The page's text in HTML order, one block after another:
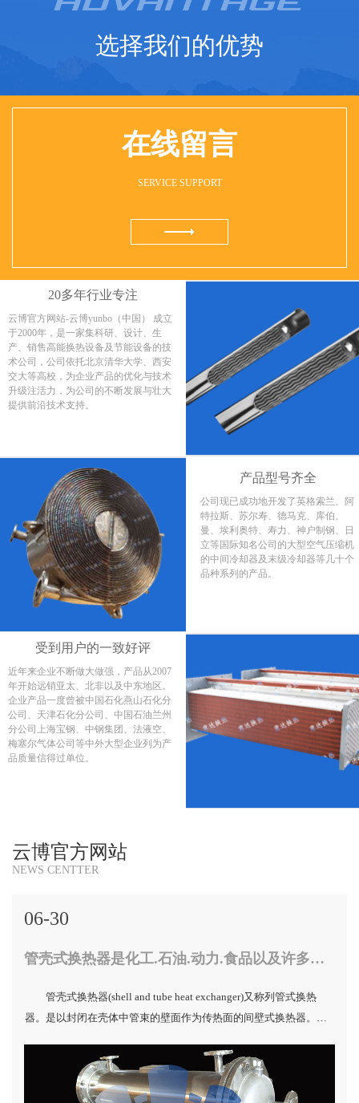
选择我们的优势
在线留言
SERVICE SUPPORT
20多年行业专注
云博官方网站-云博yunbo（中国） 成立
于2000年，是一家集科研、设计、生
产、销售高能换热设备及节能设备的技
术公司，公司依托北京清华大学、西安
交大等高校，为企业产品的优化与技术
升级注活力，为公司的不断发展与壮大
提供前沿技术支持。
产品型号齐全
公司现已成功地开发了英格索兰、阿
特拉斯、苏尔寿、德马克、库伯、
曼、埃利奥特、寿力、神户制钢、日
立等国际知名公司的大型空气压缩机
的中间冷却器及末级冷却器等几十个
品种系列的产品。
受到用户的一致好评
近年来企业不断做大做强，产品从2007
年开始远销亚太、北非以及中东地区。
企业产品一度曾被中国石化燕山石化分
公司、天津石化分公司、中国石油兰州
分公司上海宝钢、中钢集团、法液空、
梅塞尔气体公司等中外大型企业列为产
品质量信得过单位。
云博官方网站
NEWS CENTTER
06-30
管壳式换热器 是化工.石油.动力.食品以及许多工业部门的通用设备
管壳式换热器(shell and tube heat exchanger)又称列管式换热
器。是以封闭在壳体中管束的壁面作为传热面的间壁式换热器。这
材料）制造，能在高温、高压下使用，是目前应用*广的类型。管壳
式换热器主要分为固定管板式换热器、浮头式换热器、U型管式换热